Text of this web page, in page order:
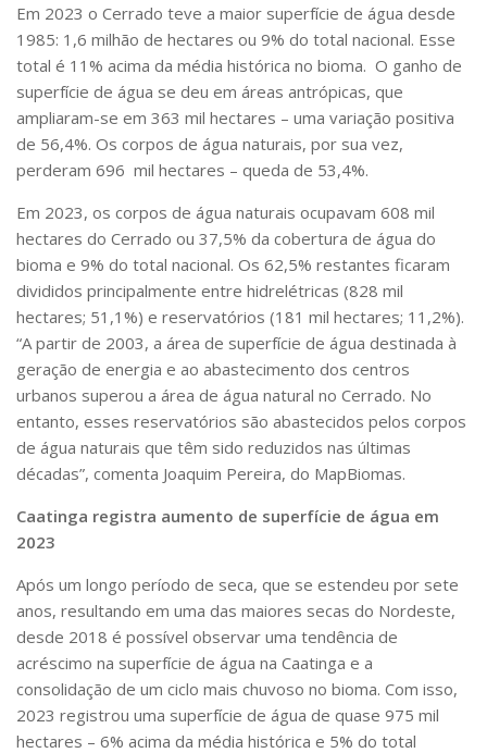
Em 2023 o Cerrado teve a maior superfície de água desde
1985: 1,6 milhão de hectares ou 9% do total nacional. Esse
total é 11% acima da média histórica no bioma. O ganho de
superfície de água se deu em áreas antrópicas, que
ampliaram-se em 363 mil hectares – uma variação positiva
de 56,4%. Os corpos de água naturais, por sua vez,
perderam 696 mil hectares – queda de 53,4%.
Em 2023, os corpos de água naturais ocupavam 608 mil
hectares do Cerrado ou 37,5% da cobertura de água do
bioma e 9% do total nacional. Os 62,5% restantes ficaram
divididos principalmente entre hidrelétricas (828 mil
hectares; 51,1%) e reservatórios (181 mil hectares; 11,2%).
“A partir de 2003, a área de superfície de água destinada à
geração de energia e ao abastecimento dos centros
urbanos superou a área de água natural no Cerrado. No
entanto, esses reservatórios são abastecidos pelos corpos
de água naturais que têm sido reduzidos nas últimas
décadas”, comenta Joaquim Pereira, do MapBiomas.
Caatinga registra aumento de superfície de água em
2023
Após um longo período de seca, que se estendeu por sete
anos, resultando em uma das maiores secas do Nordeste,
desde 2018 é possível observar uma tendência de
acréscimo na superfície de água na Caatinga e a
consolidação de um ciclo mais chuvoso no bioma. Com isso,
2023 registrou uma superfície de água de quase 975 mil
hectares – 6% acima da média histórica e 5% do total